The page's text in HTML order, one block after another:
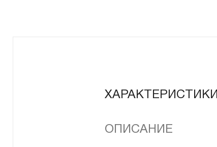
ХАРАКТЕРИСТИКИ
ОПИСАНИЕ